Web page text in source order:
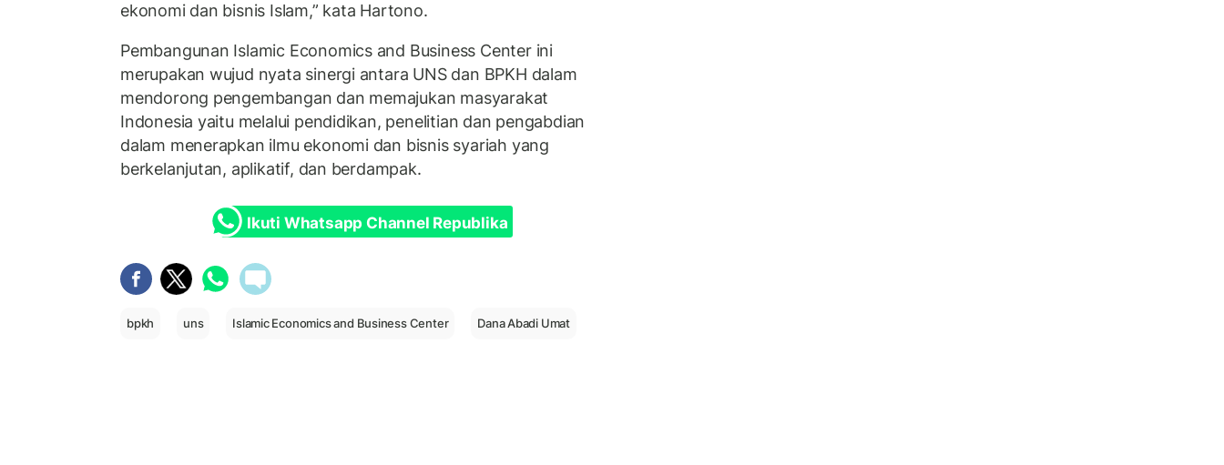
ekonomi dan bisnis Islam,” kata Hartono.
Pembangunan Islamic Economics and Business Center ini
merupakan wujud nyata sinergi antara UNS dan BPKH dalam
mendorong pengembangan dan memajukan masyarakat
Indonesia yaitu melalui pendidikan, penelitian dan pengabdian
dalam menerapkan ilmu ekonomi dan bisnis syariah yang
berkelanjutan, aplikatif, dan berdampak.
Ikuti Whatsapp Channel Republika
bpkh uns Islamic Economics and Business Center Dana Abadi Umat